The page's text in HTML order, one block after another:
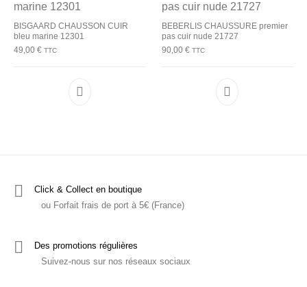
BISGAARD CHAUSSON CUIR
bleu marine 12301
49,00€ TTC
Ce produit a plusieurs variations. Les options
BEBERLIS CHAUSSURE premier
pas cuir nude 21727
90,00 € TTC
Ce produit a
Click & Collect en boutique
ou Forfait frais de port à 5€ (France)
Des promotions régulières
Suivez-nous sur nos réseaux sociaux